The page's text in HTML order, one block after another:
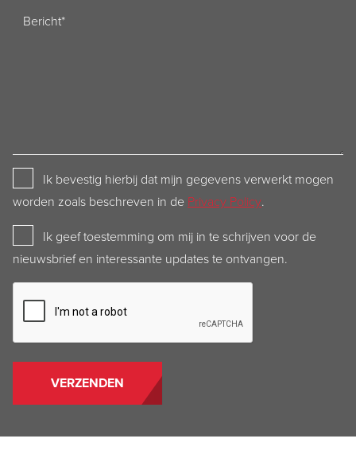
Bericht
Privacy
Policy
Ik bevestig hierbij dat mijn gegevens verwerkt mogen
worden zoals beschreven in de Privacy Policy.
Newsletter
Ik geef toestemming om mij in te schrijven voor de
nieuwsbrief en interessante updates te ontvangen.